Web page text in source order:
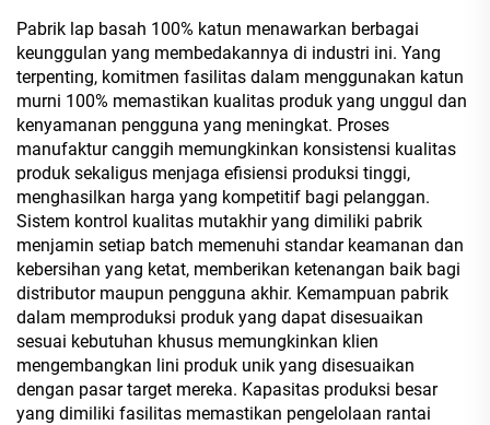
Pabrik lap basah 100% katun menawarkan berbagai
keunggulan yang membedakannya di industri ini. Yang
terpenting, komitmen fasilitas dalam menggunakan katun
murni 100% memastikan kualitas produk yang unggul dan
kenyamanan pengguna yang meningkat. Proses
manufaktur canggih memungkinkan konsistensi kualitas
produk sekaligus menjaga efisiensi produksi tinggi,
menghasilkan harga yang kompetitif bagi pelanggan.
Sistem kontrol kualitas mutakhir yang dimiliki pabrik
menjamin setiap batch memenuhi standar keamanan dan
kebersihan yang ketat, memberikan ketenangan baik bagi
distributor maupun pengguna akhir. Kemampuan pabrik
dalam memproduksi produk yang dapat disesuaikan
sesuai kebutuhan khusus memungkinkan klien
mengembangkan lini produk unik yang disesuaikan
dengan pasar target mereka. Kapasitas produksi besar
yang dimiliki fasilitas memastikan pengelolaan rantai